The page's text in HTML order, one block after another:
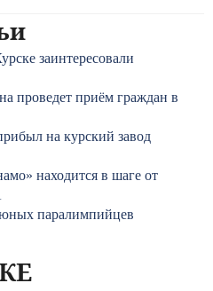
заинтересовали
проведет приём граждан в
на курский завод
находится в шаге от
паралимпийцев